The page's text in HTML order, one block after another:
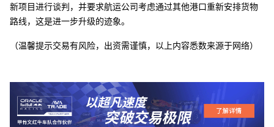
新项目进行谈判，并要求航运公司考虑通过其他港口重新安排货物
路线，这是进一步升级的迹象。
（温馨提示交易有风险，出资需谨慎，以上内容悉数来源于网络）